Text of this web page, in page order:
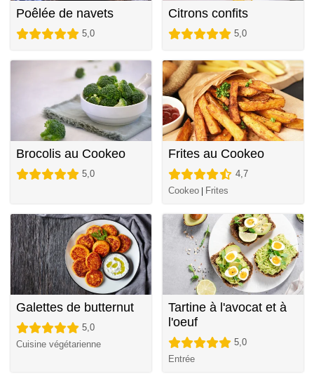
Poêlée de navets
5,0
Citrons confits
5,0
Brocolis au Cookeo
5,0
Frites au Cookeo
4,7
Cookeo
Frites
Galettes de butternut
5,0
Cuisine végétarienne
Tartine à l'avocat et à
l'oeuf
5,0
Entrée